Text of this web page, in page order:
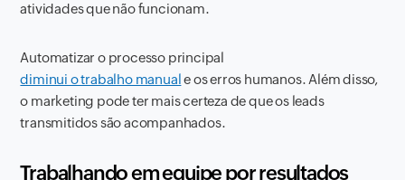
atividades que não funcionam.
Automatizar o processo principal
diminui o trabalho manuale os erros humanos. Além disso,
o marketing pode ter mais certeza de que os leads
transmitidos são acompanhados.
Trabalhando em equipe por resultados